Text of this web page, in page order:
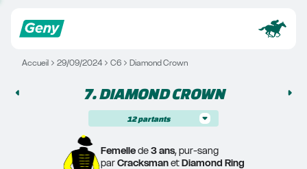
Accueil 29/09/2024 C6 Diamond Crown
7. DIAMOND CROWN
12 partants
Femelle de 3 ans, pur-sang
par Cracksman et Diamond Ring